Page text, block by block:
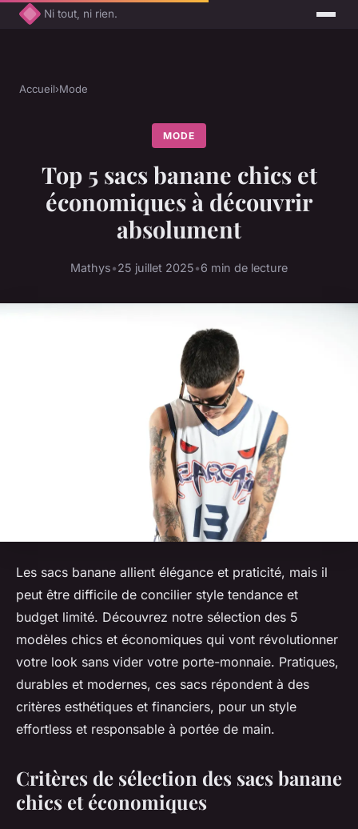
Ni tout, ni rien.
Accueil›Mode
MODE
Top 5 sacs banane chics et
économiques à découvrir
absolument
Mathys•25 juillet 2025•6 min de lecture
Les sacs banane allient élégance et praticité, mais il
peut être difficile de concilier style tendance et
budget limité. Découvrez notre sélection des 5
modèles chics et économiques qui vont révolutionner
votre look sans vider votre porte-monnaie. Pratiques,
durables et modernes, ces sacs répondent à des
critères esthétiques et financiers, pour un style
effortless et responsable à portée de main.
Critères de sélection des sacs banane
chics et économiques